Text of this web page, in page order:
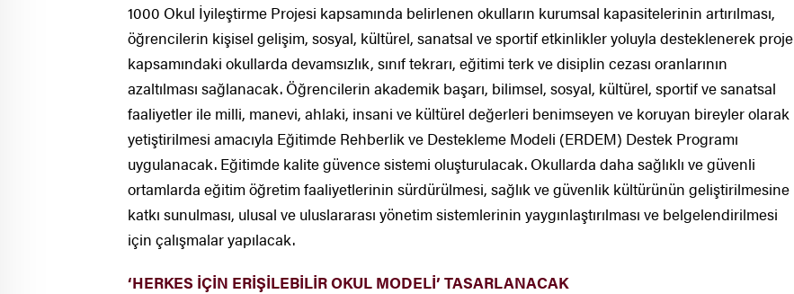
1000 Okul İyileştirme Projesi kapsamında belirlenen okulların kurumsal kapasitelerinin artırılması,
öğrencilerin kişisel gelişim, sosyal, kültürel, sanatsal ve sportif etkinlikler yoluyla desteklenerek proje
kapsamındaki okullarda devamsızlık, sınıf tekrarı, eğitimi terk ve disiplin cezası oranlarının
azaltılması sağlanacak. Öğrencilerin akademik başarı, bilimsel, sosyal, kültürel, sportif ve sanatsal
faaliyetler ile milli, manevi, ahlaki, insani ve kültürel değerleri benimseyen ve koruyan bireyler olarak
yetiştirilmesi amacıyla Eğitimde Rehberlik ve Destekleme Modeli (ERDEM) Destek Programı
uygulanacak. Eğitimde kalite güvence sistemi oluşturulacak. Okullarda daha sağlıklı ve güvenli
ortamlarda eğitim öğretim faaliyetlerinin sürdürülmesi, sağlık ve güvenlik kültürünün geliştirilmesine
katkı sunulması, ulusal ve uluslararası yönetim sistemlerinin yaygınlaştırılması ve belgelendirilmesi
için çalışmalar yapılacak.
‘HERKES İÇİN ERİŞİLEBİLİR OKUL MODELİ’ TASARLANACAK